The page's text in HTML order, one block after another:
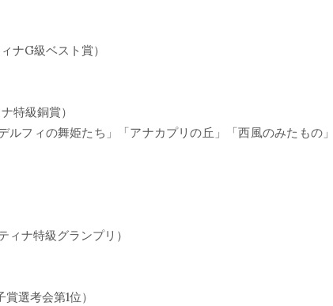
G級ベスト賞）
特級銅賞）
ルフィの舞姫たち」「アナカプリの丘」「西風のみたもの」
ナ特級グランプリ）
賞選考会第1位）